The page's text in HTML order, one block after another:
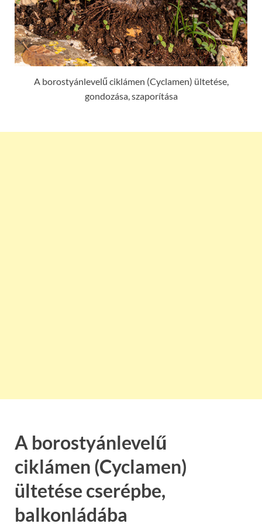
A borostyánlevelű ciklámen (Cyclamen) ültetése,
gondozása, szaporítása
A borostyánlevelű
ciklámen (Cyclamen)
ültetése cserépbe,
balkonládába